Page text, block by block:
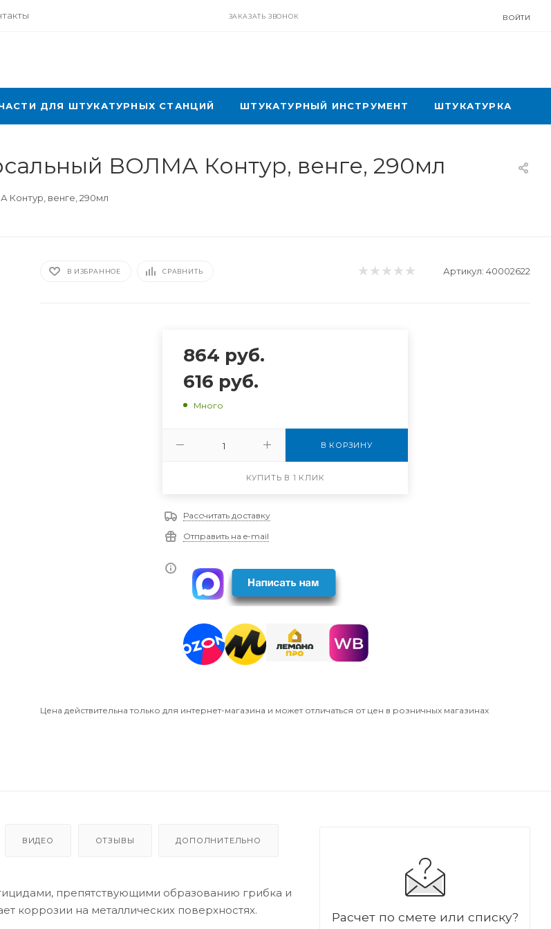
ЗАКАЗАТЬ ЗВОНОК ВОЙТИ
ДЛЯ ШТУКАТУРНЫХ СТАНЦИЙ ШТУКАТУРНЫЙ ИНСТРУМЕНТ ШТУКАТУРКА
ВОЛМА Контур, венге, 290мл
Контур, венге, 290мл
В ИЗБРАННОЕ СРАВНИТЬ Артикул: 40002622
864 руб.
616 руб.
Много
В КОРЗИНУ
КУПИТЬ В 1 КЛИК
Рассчитать доставку
Отправить на e-mail
Цена действительна только для интернет-магазина и может отличаться от цен в розничных магазинах
ВИДЕО ОТЗЫВЫ ДОПОЛНИТЕЛЬНО
препятствующими образованию грибка и
коррозии на металлических поверхностях.
Расчет по смете или списку?